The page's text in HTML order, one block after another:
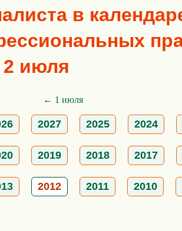
в
2 июля
← 1 июля
2027 2025 2024
2019 2018 2017
2012 2011 2010